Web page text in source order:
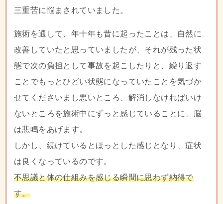
三重苦に悩まされていました。
施術を通して、年十年も昔に起ったことは、自然に
改善していたと思っていましたが、それが残った状
態で次の負担として事故を起こしたりと、繰り返す
ことでもっとひどい状態になっていたことを気づか
せてくださいまし悪いところ、解消しなければいけ
ないところを施術中にずっと感じていることに、脳
は悲鳴をあげます。
しかし、続けているとほっとした感じとなり、症状
は良くなっているのです。
不思議と体の仕組みを感じる瞬間に思わず納得で
す。